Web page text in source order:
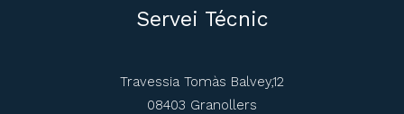
Servei Técnic
Travessia Tomàs Balvey,12
08403 Granollers